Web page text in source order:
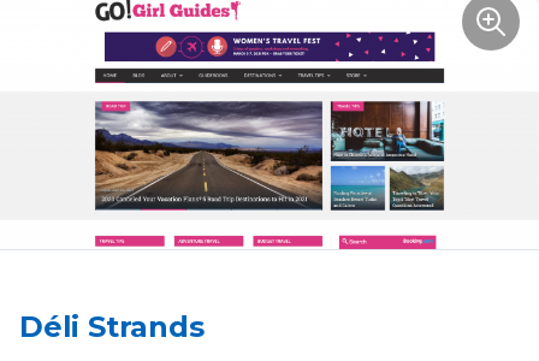
Déli Strands